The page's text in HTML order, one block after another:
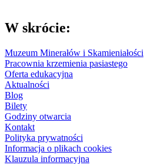
W skrócie:
Muzeum Minerałów i Skamieniałości
Pracownia krzemienia pasiastego
Oferta edukacyjna
Aktualności
Blog
Bilety
Godziny otwarcia
Kontakt
Polityka prywatności
Informacja o plikach cookies
Klauzula informacyjna